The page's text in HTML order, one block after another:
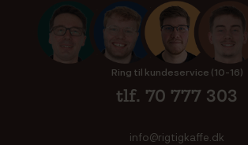
Ring til kundeservice (10-16)
tlf. 70 777 303
info@rigtigkaffe.dk